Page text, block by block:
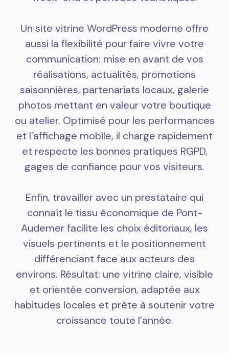
Un site vitrine WordPress moderne offre
aussi la flexibilité pour faire vivre votre
communication: mise en avant de vos
réalisations, actualités, promotions
saisonnières, partenariats locaux, galerie
photos mettant en valeur votre boutique
ou atelier. Optimisé pour les performances
et l’affichage mobile, il charge rapidement
et respecte les bonnes pratiques RGPD,
gages de confiance pour vos visiteurs.
Enfin, travailler avec un prestataire qui
connaît le tissu économique de Pont-
Audemer facilite les choix éditoriaux, les
visuels pertinents et le positionnement
différenciant face aux acteurs des
environs. Résultat: une vitrine claire, visible
et orientée conversion, adaptée aux
habitudes locales et prête à soutenir votre
croissance toute l’année.